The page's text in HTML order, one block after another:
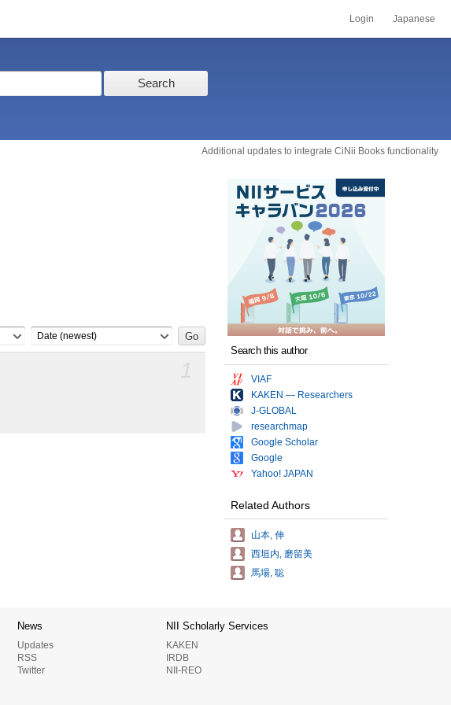
Login Japanese
Search
Additional updates to integrate CiNii Books functionality
Date (newest)
Search this author
VIAF
KAKEN — Researchers
J-GLOBAL
researchmap
Google Scholar
Google
Yahoo! JAPAN
Related Authors
山本, 伸
西垣内, 磨留美
馬場, 聡
News
Updates
RSS
Twitter
NII Scholarly Services
KAKEN
IRDB
NII-REO